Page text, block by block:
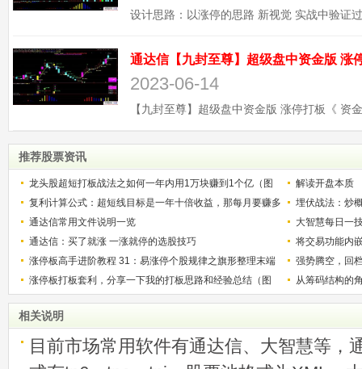
2023-06-14
推荐股票资讯
龙头股超短打板战法之如何一年内用1万块赚到1个亿（图
解）
解读开盘本质
复利计算公式：超短线目标是一年十倍收益，那每月要赚多
少？
埋伏战法：炒
通达信常用文件说明一览
大智慧每日一
通达信：买了就涨 一涨就停的选股技巧
将交易功能内
涨停板高手进阶教程 31：易涨停个股规律之旗形整理末端
的个股（图解）
强势腾空，回
涨被套概率
涨停板打板套利，分享一下我的打板思路和经验总结（图
从筹码结构的
相关说明
目前市场常用软件有通达信、大智慧等，